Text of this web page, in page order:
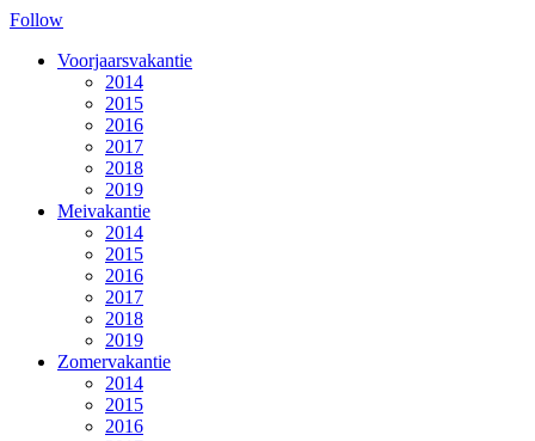
Follow
Voorjaarsvakantie
2014
2015
2016
2017
2018
2019
Meivakantie
2014
2015
2016
2017
2018
2019
Zomervakantie
2014
2015
2016